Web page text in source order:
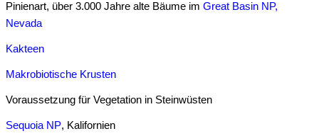
Pinienart, über 3.000 Jahre alte Bäume im Great Basin NP,
Nevada
Kakteen
Makrobiotische Krusten
Voraussetzung für Vegetation in Steinwüsten
Sequoia NP, Kalifornien